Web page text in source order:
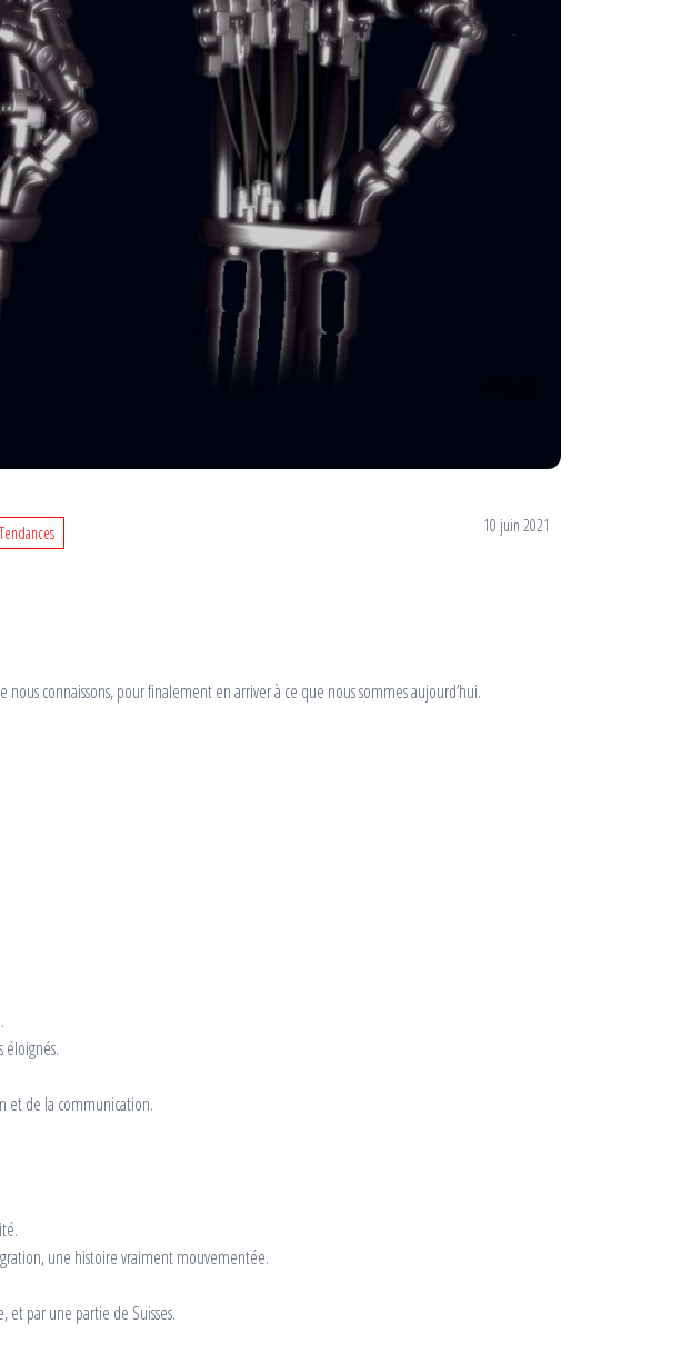
Tendances 10 juin 2021
connaissons, pour finalement en arriver à ce que nous sommes aujourd’hui.
éloignés.
et de la communication.
une histoire vraiment mouvementée.
et par une partie de Suisses.